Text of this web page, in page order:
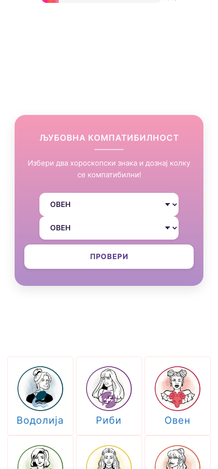
ЉУБОВНА КОМПАТИБИЛНОСТ
Избери два хороскопски знака и дознај колку
се компатибилни!
ПРОВЕРИ
Водолија Риби Овен